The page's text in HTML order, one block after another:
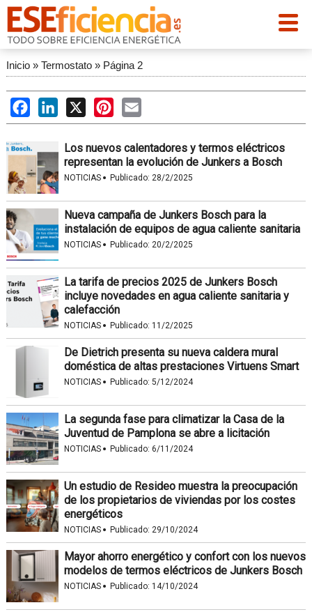
Inicio» Termostato» Página 2
FacebookLinkedIn
X PinterestEmail
Los nuevos calentadores y termos eléctricos
representan la evolución de Junkers a Bosch
NOTICIAS · Publicado: 28/2/2025
Nueva campaña de Junkers Bosch para la
instalación de equipos de agua caliente sanitaria
NOTICIAS · Publicado: 20/2/2025
La tarifa de precios 2025 de Junkers Bosch
incluye novedades en agua caliente sanitaria y
calefacción
NOTICIAS · Publicado: 11/2/2025
De Dietrich presenta su nueva caldera mural
doméstica de altas prestaciones Virtuens Smart
NOTICIAS · Publicado: 5/12/2024
La segunda fase para climatizar la Casa de la
Juventud de Pamplona se abre a licitación
NOTICIAS · Publicado: 6/11/2024
Un estudio de Resideo muestra la preocupación
de los propietarios de viviendas por los costes
energéticos
NOTICIAS · Publicado: 29/10/2024
Mayor ahorro energético y confort con los nuevos
modelos de termos eléctricos de Junkers Bosch
NOTICIAS · Publicado: 14/10/2024